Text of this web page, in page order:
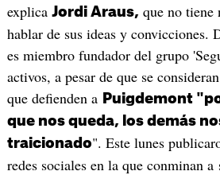
explica Jordi Araus, que no tiene
hablar de sus ideas y convicciones.
es miembro fundador del grupo
activos, a pesar de que se
que defienden a Puigdemont
que nos queda, los demás
traicionado". Este lunes
redes sociales en la que conminan